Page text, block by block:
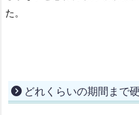
た。
どれくらいの期間まで